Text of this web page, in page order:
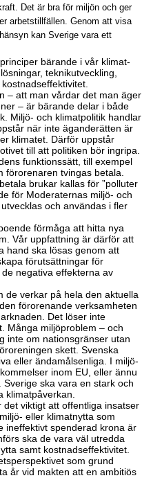
Det är bra för miljön och ger
arbetstillfällen. Genom att visa
kan Sverige vara ett
bärande i vår klimat-
teknikutveckling,
– att man vårdardet man äger
– är bärande delar i både
Miljö- och klimatpolitik handlar
när inte äganderätten är
klimatet. Därför uppstår
till att politiken bör ingripa.
funktionssätt, till exempel
förorenaren tvingas betala.
brukar kallas för ”polluter
för Moderaternas miljö- och
och användas i fler
förmåga att hitta nya
Vår uppfattning är därför att
hand ska lösas genom att
förutsättningar för
negativa effekterna av
de verkar på hela den aktuella
förorenande verksamheten
Det löser inte
Många miljöproblem – och
inte om nationsgränser utan
skett. Svenska
eller ändamålsenliga. I miljö-
inom EU, eller ännu
Sverige ska vara en stark och
klimatpåverkan.
viktigt att offentliga insatser
eller klimatnytta som
ineffektivt spenderad krona är
ska de vara väl utredda
samt kostnadseffektivitet.
som grund
år vid makten att en ambitiös